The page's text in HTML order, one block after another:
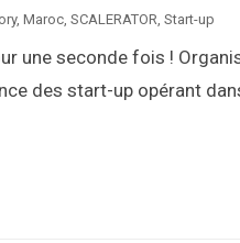
, Maroc, SCALERATOR, Start-up
une seconde fois !
des start-up opérant